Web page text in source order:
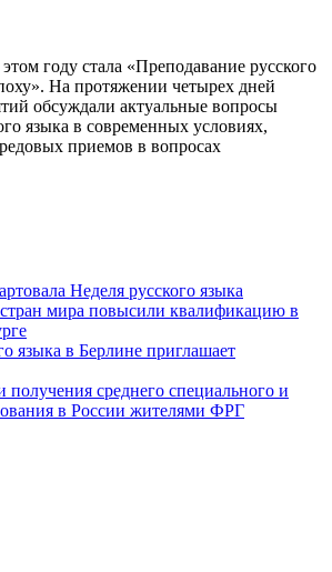
году стала «Преподавание русского
На протяжении четырех дней
обсуждали актуальные вопросы
языка в современных условиях,
приемов в вопросах
Неделя русского языка
мира повысили квалификацию в
языка в Берлине приглашает
среднего специального и
в России жителями ФРГ